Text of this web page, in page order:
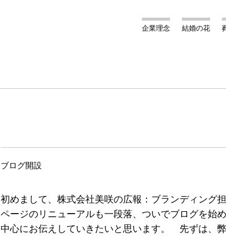
結婚の花
企業理念
ブログ開設
初めまして、株式会社美咲の広報：ブランディング
ページのリニューアルも一段落、ついでブログを始
中心にお伝えしていきたいと思います。 先ずは、